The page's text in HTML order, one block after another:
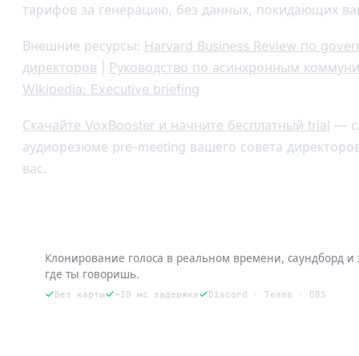
тарифов за генерацию, без данных, покидающих
Внешние ресурсы: Harvard Business Review по
директоров
Руководство по асинхронным
Wikipedia: Executive briefing
Скачайте VoxBooster и начните бесплатный trial —
аудиорезюме pre-meeting вашего совета
вас.
Клонирование голоса в реальном времени, саундборд
где ты говоришь.
Без карты ~30 мс задержки Discord · Teams · OBS